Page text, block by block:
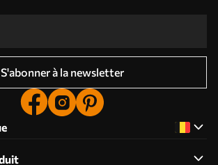
S'abonner à la newsletter